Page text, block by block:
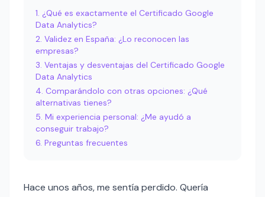
¿Qué es exactamente el Certificado Google
Data Analytics?
Validez en España: ¿Lo reconocen las
empresas?
Ventajas y desventajas del Certificado Google
Data Analytics
Comparándolo con otras opciones: ¿Qué
alternativas tienes?
Mi experiencia personal: ¿Me ayudó a
conseguir trabajo?
Preguntas frecuentes
Hace unos años, me sentía perdido. Quería